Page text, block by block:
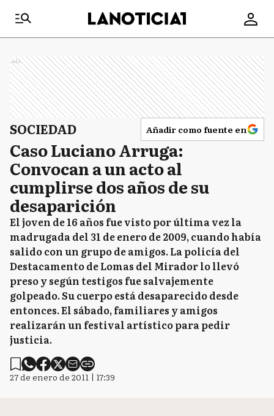
Ads
SOCIEDAD Añadir como fuente en
Caso Luciano Arruga:
Convocan a un acto al
cumplirse dos años de su
desaparición
El joven de 16 años fue visto por última vez la
madrugada del 31 de enero de 2009, cuando había
salido con un grupo de amigos. La policía del
Destacamento de Lomas del Mirador lo llevó
preso y según testigos fue salvajemente
golpeado. Su cuerpo está desaparecido desde
entonces. El sábado, familiares y amigos
realizarán un festival artístico para pedir
justicia.
27 de enero de 2011 | 17:39